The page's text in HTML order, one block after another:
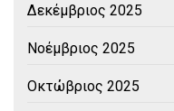
Δεκέμβριος 2025
Νοέμβριος 2025
Οκτώβριος 2025